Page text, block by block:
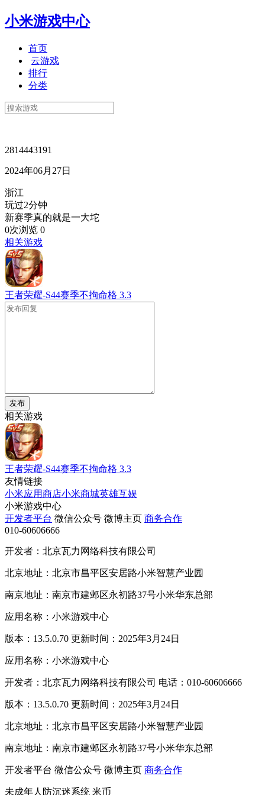
小米游戏中心
首页
云游戏
排行
分类
2814443191
2024年06月27日
浙江
玩过2分钟
新赛季真的就是一大坨
0次浏览 0
相关游戏
王者荣耀-S44赛季不拘命格 3.3
发布
相关游戏
王者荣耀-S44赛季不拘命格 3.3
友情链接
小米应用商店小米商城英雄互娱
小米游戏中心
开发者平台 微信公众号 微博主页 商务合作
010-60606666
开发者：北京瓦力网络科技有限公司
北京地址：北京市昌平区安居路小米智慧产业园
南京地址：南京市建邺区永初路37号小米华东总部
应用名称：小米游戏中心
版本：13.5.0.70 更新时间：2025年3月24日
应用名称：小米游戏中心
开发者：北京瓦力网络科技有限公司 电话：010-60606666
版本：13.5.0.70 更新时间：2025年3月24日
北京地址：北京市昌平区安居路小米智慧产业园
南京地址：南京市建邺区永初路37号小米华东总部
开发者平台 微信公众号 微博主页 商务合作
未成年人防沉迷系统 米币